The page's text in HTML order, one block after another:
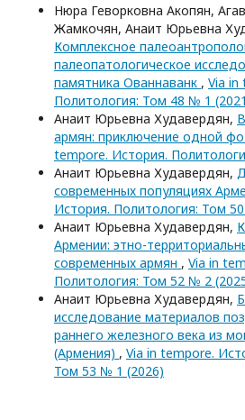
Нюра Геворковна Акопян,
Жамкочян, Анаит Юрьевна
Комплексное
палеопатологическое
памятника Ованнаванк , Via in
Политология: Том 48 № 1
Анаит Юрьевна Худавердян,
армян: приключение одной
tempore. История.
Анаит Юрьевна Худавердян,
современных популяциях
История. Политология: Том
Анаит Юрьевна Худавердян,
Армении: этно-
современных армян , Via in
Политология: Том 52 № 2
Анаит Юрьевна Худавердян,
исследование материалов
раннего железного века из
(Армения) , Via in tempore.
Том 53 № 1 (2026)